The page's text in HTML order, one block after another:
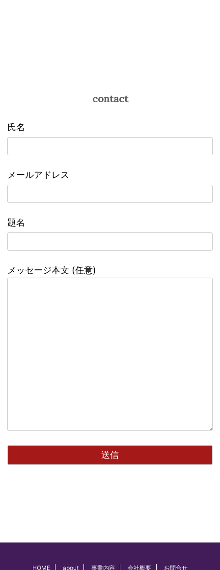
contact
氏名
メールアドレス
題名
メッセージ本文 (任意)
HOME about 事業内容 会社概要 お問合せ